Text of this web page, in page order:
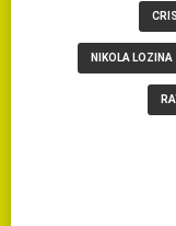
NIKOLA LOZINA